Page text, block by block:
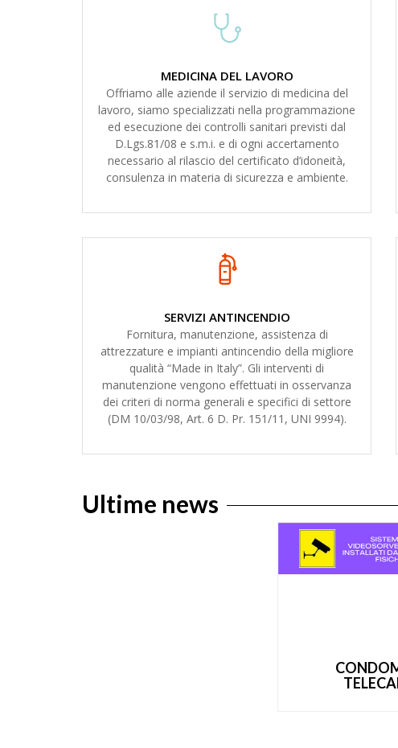
MEDICINA DEL LAVORO
Offriamo alle aziende il servizio di medicina del
lavoro, siamo specializzati nella programmazione
ed esecuzione dei controlli sanitari previsti dal
D.Lgs.81/08 e s.m.i. e di ogni accertamento
necessario al rilascio del certificato d’idoneità,
consulenza in materia di sicurezza e ambiente.
SERVIZI ANTINCENDIO
Fornitura, manutenzione, assistenza di
attrezzature e impianti antincendio della migliore
qualità “Made in Italy”. Gli interventi di
manutenzione vengono effettuati in osservanza
dei criteri di norma generali e specifici di settore
(DM 10/03/98, Art. 6 D. Pr. 151/11, UNI 9994).
Ultime news